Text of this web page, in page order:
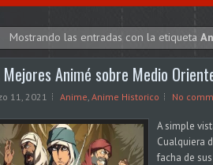
Mostrando las entradas con la etiqueta
Mejores Animé sobre Medio
11, 2021 Anime Anime Historico No
A simple
Cualquiera
facha de